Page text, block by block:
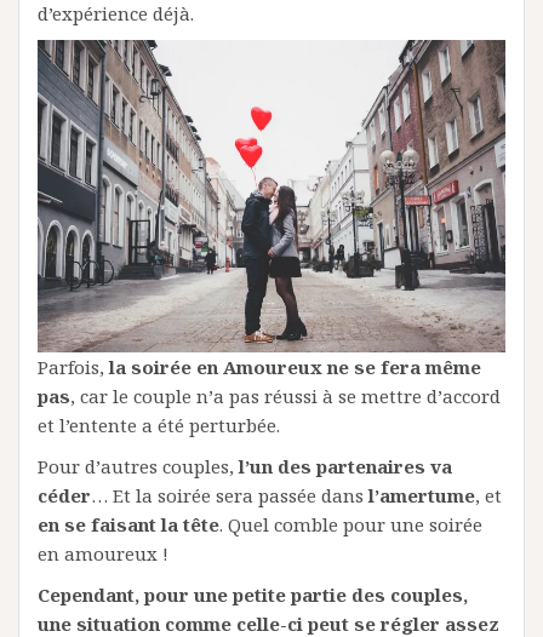
d’expérience déjà.
Parfois, la soirée en Amoureux ne se fera même
pas, car le couple n’a pas réussi à se mettre d’accord
et l’entente a été perturbée.
Pour d’autres couples,l’un des partenaires va
céder… Et la soirée sera passée dansl’amertume, et
en se faisant la tête. Quel comble pour une soirée
en amoureux !
Cependant, pour une petite partie des couples,
une situation comme celle-ci peut se régler assez